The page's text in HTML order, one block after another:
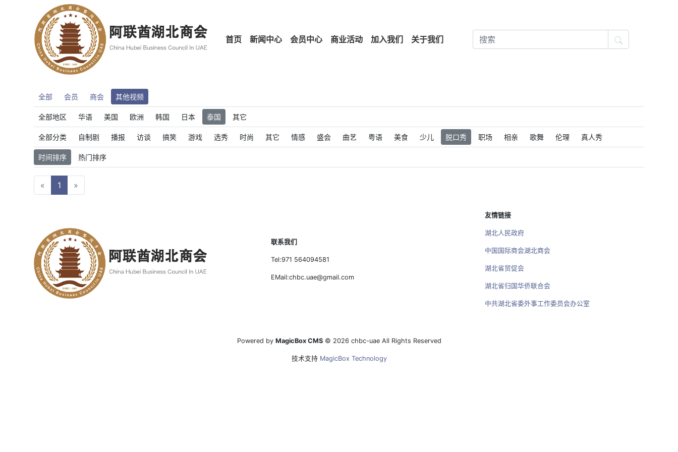
首页 新闻中心 会员中心 商业活动 加入我们 关于我们
全部 会员 商会 其他视频
全部地区 华语 美国 欧洲 韩国 日本 泰国 其它
全部分类 自制剧 播报 访谈 搞笑 游戏 选秀 时尚 其它 情感 盛会 曲艺 粤语 美食 少儿 脱口秀 职场 相亲 歌舞 伦理 真人秀
时间排序 热门排序
« 1 »
联系我们
Tel:971 564094581
EMail:chbc.uae@gmail.com
友情链接
湖北人民政府
中国国际商会湖北商会
湖北省贸促会
湖北省归国华侨联合会
中共湖北省委外事工作委员会办公室
Powered by MagicBox CMS © 2026 chbc-uae All Rights Reserved
技术支持 MagicBox Technology